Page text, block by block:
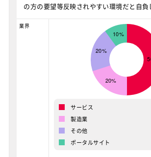
業界
サービス
製造業
その他
ポータルサイト